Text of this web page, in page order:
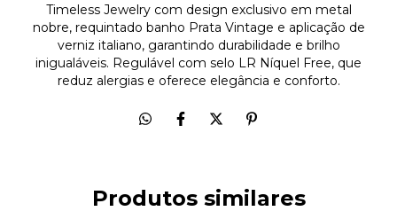
Timeless Jewelry com design exclusivo em metal
nobre, requintado banho Prata Vintage e aplicação de
verniz italiano, garantindo durabilidade e brilho
inigualáveis. Regulável com selo LR Níquel Free, que
reduz alergias e oferece elegância e conforto.
Produtos similares